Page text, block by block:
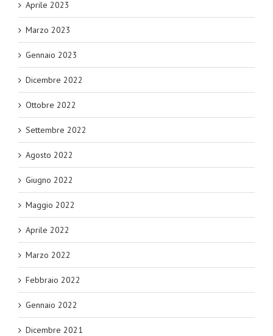
Aprile 2023
Marzo 2023
Gennaio 2023
Dicembre 2022
Ottobre 2022
Settembre 2022
Agosto 2022
Giugno 2022
Maggio 2022
Aprile 2022
Marzo 2022
Febbraio 2022
Gennaio 2022
Dicembre 2021